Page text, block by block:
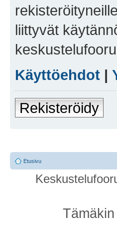
liittyvät
Käyttöehdot |
Rekisteröidy
Etusivu